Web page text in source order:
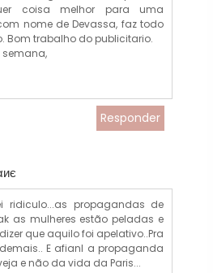
coisa melhor para uma
nome de Devassa, faz todo
Bom trabalho do publicitario.
semana,
Responder
ridiculo...as propagandas de
as mulheres estão peladas e
que aquilo foi apelativo..Pra
E afianl a propaganda
e não da vida da Paris...